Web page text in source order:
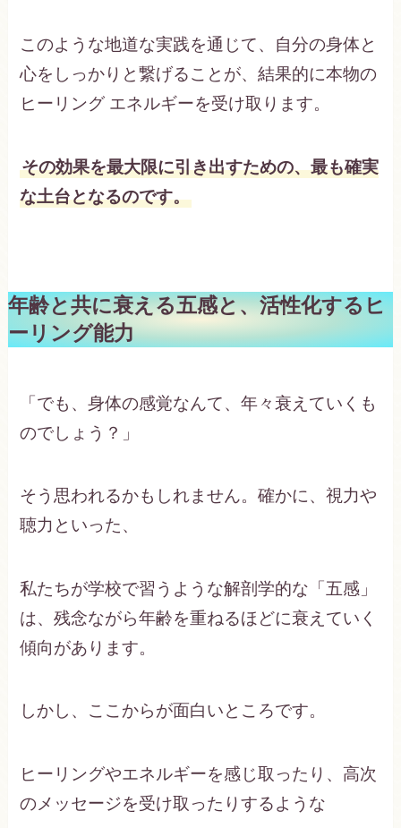
このような地道な実践を通じて、自分の身体と
心をしっかりと繋げることが、結果的に本物の
ヒーリング エネルギーを受け取ります。
その効果を最大限に引き出すための、最も確実
な土台となるのです。
年齢と共に衰える五感と、活性化するヒ
ーリング能力
「でも、身体の感覚なんて、年々衰えていくも
のでしょう？」
そう思われるかもしれません。確かに、視力や
聴力といった、
私たちが学校で習うような解剖学的な「五感」
は、残念ながら年齢を重ねるほどに衰えていく
傾向があります。
しかし、ここからが面白いところです。
ヒーリングやエネルギーを感じ取ったり、高次
のメッセージを受け取ったりするような